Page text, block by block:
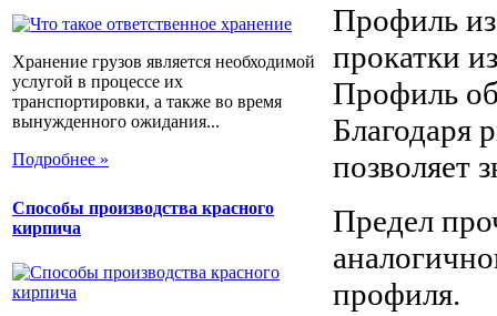
Хранение грузов является необходимой
услугой в процессе их
транспортировки, а также во время
вынужденного ожидания...
Подробнее »
Способы производства красного
кирпича
Профиль
прокатки
Профиль
Благодаря
позволяет
Предел
профиля.